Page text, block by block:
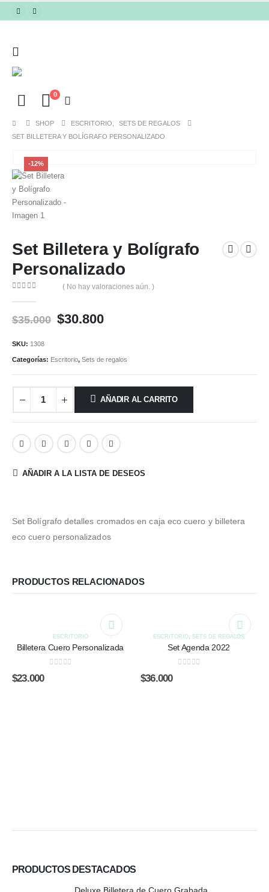
0
SHOP ESCRITORIO
SETS DE REGALOS
SET BILLETERA Y BOLÍGRAFO PERSONALIZADO
-12%
Set Billetera y Bolígrafo
Personalizado
( No hay valoraciones aún. )
$35.000 El
era:
$35.000.
$30.800El
es:
$30.800.
SKU: 1308
Categorías: Escritorio, Sets de regalos
AÑADIR AL CARRITO
AÑADIR A LA LISTA DE DESEOS
Set Bolígrafo detalles cromados en caja eco cuero y billetera
eco cuero personalizados
PRODUCTOS RELACIONADOS
ESCRITORIO
Billetera Cuero Personalizada
$23.000
ESCRITORIO SETS DE REGALOS
Set Agenda 2022
$36.000
PRODUCTOS DESTACADOS